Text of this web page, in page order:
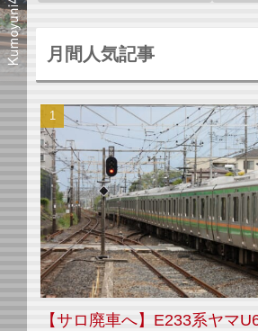
月間人気記事
【サロ廃車へ】E233系ヤマ